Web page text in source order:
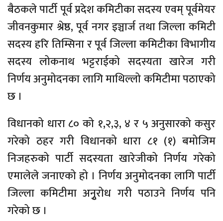
बैठकले पार्टी पूर्व प्रदेश कमिटीका सदस्य एवम् पूर्वमेयर
जीवनकुमार श्रेष्ठ, पूर्व नगर इञ्चार्ज तथा जिल्ला कमिटी
सदस्य हरि तिम्सिना र पूर्व जिल्ला कमिटीका विभागीय
सदस्य लोकनाथ भट्टराईको सदस्यता खारेज गरी
निर्णय अनुमोदनका लागि माथिल्लो कमिटीमा पठाएको
छ ।
विधानको धारा ८० को १,२,३, ४ र ५ अनुसारको कसुर
गरेको ठहर गरी विधानको धारा ८१ (१) बमोजिम
निजहरुको पार्टी सदस्यता खारेजीको निर्णय गरेको
एमालेले जनाएको हो । निर्णय अनुमोदनका लागि पार्टी
जिल्ला कमिटीमा अनृुरोध गरी पठाउने निर्णय पनि
गरेको छ ।